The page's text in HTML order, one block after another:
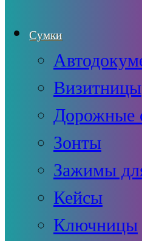
Сумки
Визитницы
Дорожные
Зонты
Зажимы
Кейсы
Ключницы